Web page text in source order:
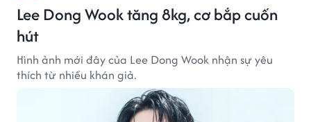
Lee Dong Wook tăng 8kg, cơ bắp cuốn
hút
Hình ảnh mới đây của Lee Dong Wook nhận sự yêu
thích từ nhiều khán giả.